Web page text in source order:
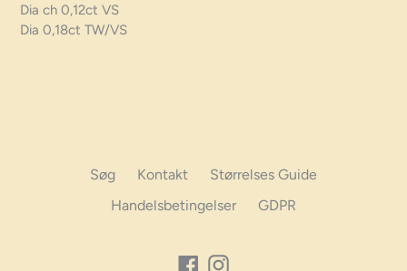
Dia ch 0,12ct VS
Dia 0,18ct TW/VS
Søg Kontakt
Størrelses Guide
Handelsbetingelser
GDPR
FacebookInstagram